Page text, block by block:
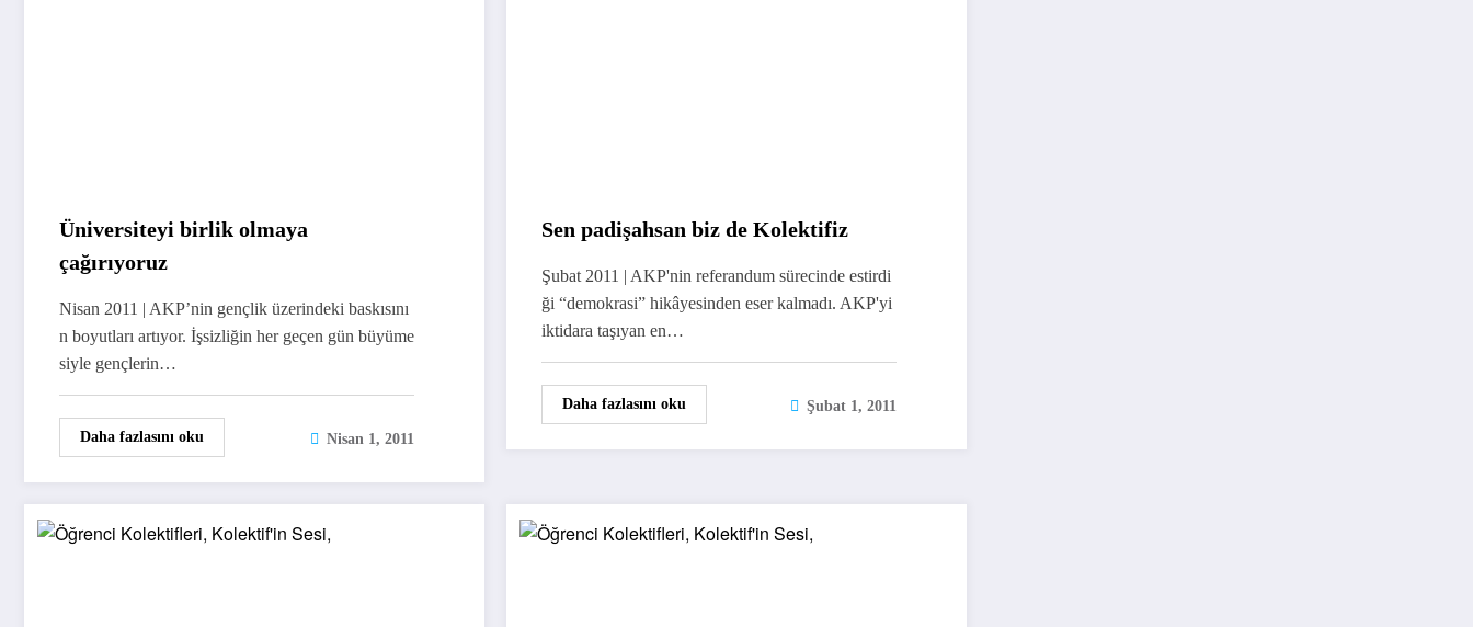
Üniversiteyi birlik olmaya
çağırıyoruz
Nisan 2011 | AKP’nin gençlik üzerindeki baskısını
n boyutları artıyor. İşsizliğin her geçen gün büyüme
siyle gençlerin…
Daha fazlasını oku Nisan 1, 2011
Sen padişahsan biz de Kolektifiz
Şubat 2011 | AKP'nin referandum sürecinde estirdi
ği “demokrasi” hikâyesinden eser kalmadı. AKP'yi
iktidara taşıyan en…
Daha fazlasını oku Şubat 1, 2011